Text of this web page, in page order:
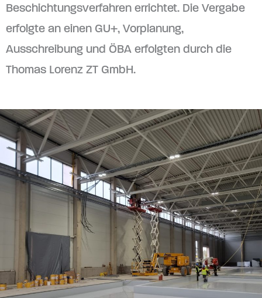
Beschichtungsverfahren errichtet. Die Vergabe
erfolgte an einen GU+, Vorplanung,
Ausschreibung und ÖBA erfolgten durch die
Thomas Lorenz ZT GmbH.